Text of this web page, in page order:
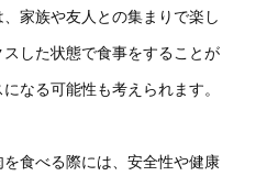
家族や友人との集まりで楽し
した状態で食事をすることが
なる可能性も考えられます。
食べる際には、安全性や健康